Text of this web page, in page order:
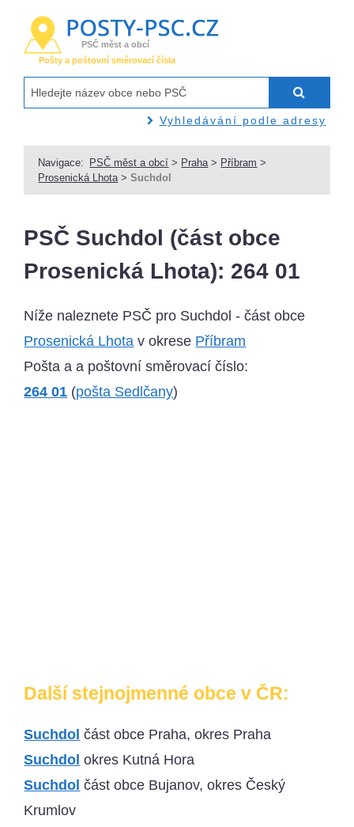
PSČ měst a obcí
Pošty a poštovní směrovací čísla
Vyhledávání podle adresy
Navigace: PSČ měst a obcí > Praha > Příbram >
Prosenická Lhota >Suchdol
PSČ Suchdol (část obce
Prosenická Lhota): 264 01
Níže naleznete PSČ pro Suchdol - část obce
Prosenická Lhota v okrese Příbram
Pošta a a poštovní směrovací číslo:
264 01 (pošta Sedlčany)
Další stejnojmenné obce v ČR:
Suchdol část obce Praha, okres Praha
Suchdol okres Kutná Hora
Suchdol část obce Bujanov, okres Český
Krumlov